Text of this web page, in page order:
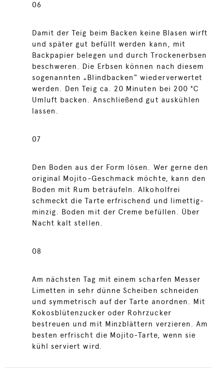
06
Damit der Teig beim Backen keine Blasen wirft
und später gut befüllt werden kann, mit
Backpapier belegen und durch Trockenerbsen
beschweren. Die Erbsen können nach diesem
sogenannten „Blindbacken“ wiederverwertet
werden. Den Teig ca. 20 Minuten bei 200 °C
Umluft backen. Anschließend gut auskühlen
lassen.
07
Den Boden aus der Form lösen. Wer gerne den
original Mojito-Geschmack möchte, kann den
Boden mit Rum beträufeln. Alkoholfrei
schmeckt die Tarte erfrischend und limettig-
minzig. Boden mit der Creme befüllen. Über
Nacht kalt stellen.
08
Am nächsten Tag mit einem scharfen Messer
Limetten in sehr dünne Scheiben schneiden
und symmetrisch auf der Tarte anordnen. Mit
Kokosblütenzucker oder Rohrzucker
bestreuen und mit Minzblättern verzieren. Am
besten erfrischt die Mojito-Tarte, wenn sie
kühl serviert wird.